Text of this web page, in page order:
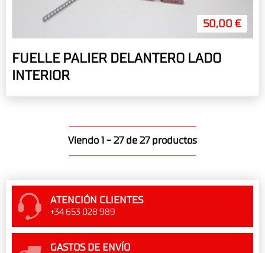
50,00 €
FUELLE PALIER DELANTERO LADO
INTERIOR
Viendo 1 - 27 de 27 productos
ATENCIÓN CLIENTES
+34 653 028 989
GASTOS DE ENVÍO